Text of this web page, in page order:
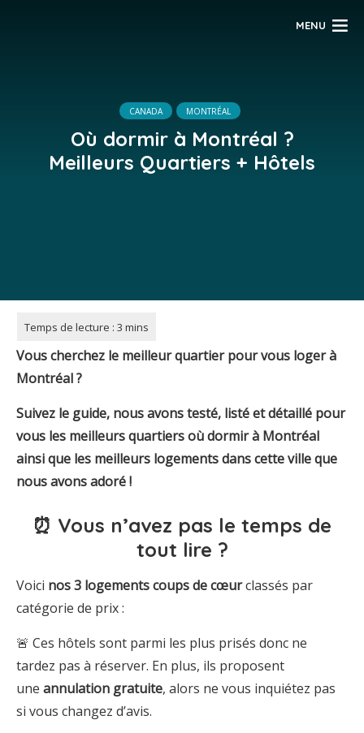
MENU
CANADA MONTRÉAL
Où dormir à Montréal ?
Meilleurs Quartiers + Hôtels
Vous cherchez le meilleur quartier pour vous loger à
Montréal ?
Suivez le guide, nous avons testé, listé et détaillé pour
vous les meilleurs quartiers où dormir à Montréal
ainsi que les meilleurs logements dans cette ville que
nous avons adoré !
⏰ Vous n’avez pas le temps de
tout lire ?
Voici nos 3 logements coups decœurclassés par
catégorie de prix :
🚨 Ces hôtels sont parmi les plus prisés donc ne
tardez pas à réserver. En plus, ils proposent
une annulation gratuite, alors ne vous inquiétez pas
si vous changez d’avis.